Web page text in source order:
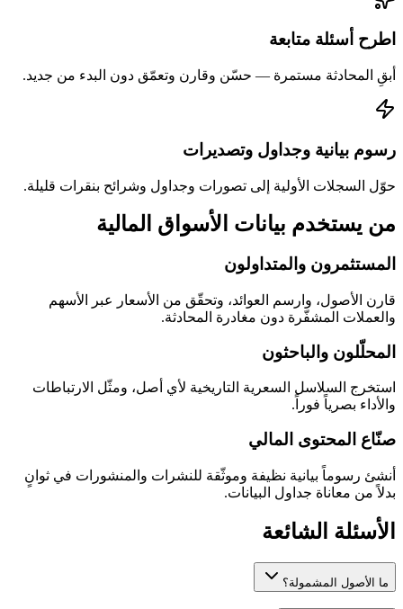
اطرح أسئلة متابعة
أبقِ المحادثة مستمرة — حسّن وقارن وتعمّق دون البدء من جديد.
رسوم بيانية وجداول وتصديرات
حوّل السجلات الأولية إلى تصورات وجداول وشرائح بنقرات قليلة.
من يستخدم بيانات الأسواق المالية
المستثمرون والمتداولون
قارن الأصول، وارسم العوائد، وتحقّق من الأسعار عبر الأسهم
والعملات المشفّرة دون مغادرة المحادثة.
المحلّلون والباحثون
استخرج السلاسل السعرية التاريخية لأي أصل، ومثّل الارتباطات
والأداء بصرياً فوراً.
صنّاع المحتوى المالي
أنشئ رسوماً بيانية نظيفة وموثّقة للنشرات والمنشورات في ثوانٍ
بدلاً من معاناة جداول البيانات.
الأسئلة الشائعة
ما الأصول المشمولة؟